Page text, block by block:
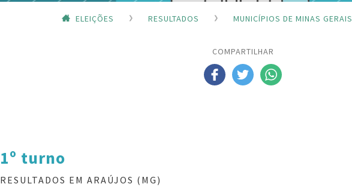
ELEIÇÕES RESULTADOS MUNICÍPIOS DE MINAS GERAIS
COMPARTILHAR
1º turno
RESULTADOS EM ARAÚJOS (MG)